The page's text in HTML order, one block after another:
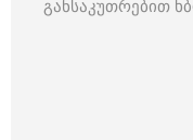
განსაკუთრებით